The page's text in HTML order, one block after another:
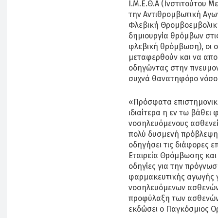
Ι.Μ.Ε.Θ.Α (Ινστιτούτου
την Αντιθρομβωτική
Φλεβική
δημιουργία θρόμβων
φλεβική θρόμβωση), οι
μεταφερθούν και να
οδηγώντας στην
συχνά θανατηφόρο
«Πρόσφατα
ιδιαίτερα η εν τω
νοσηλευόμενους
πολύ δυσμενή πρόβλεψη
οδηγήσει τις διάφορες
Εταιρεία Θρόμβωσης
οδηγίες για την
φαρμακευτικής
νοσηλευόμενων ασθενών
προφύλαξη των
εκδώσει ο Παγκόσμιος